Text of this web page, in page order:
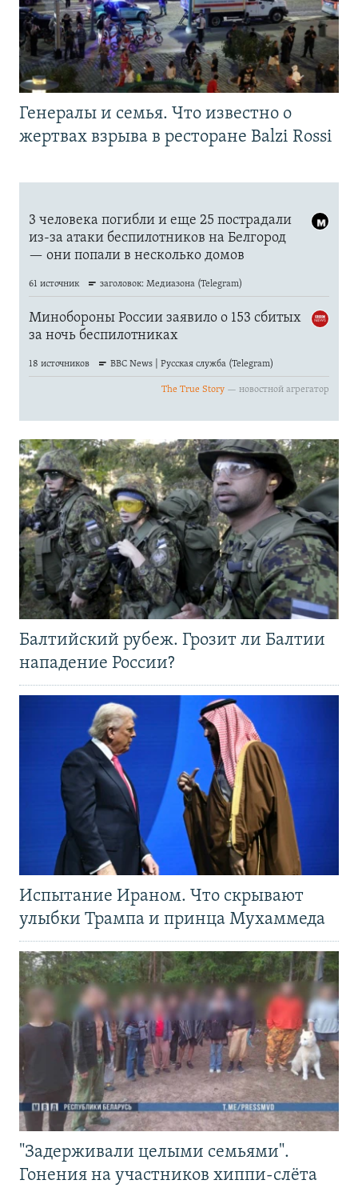
Генералы и семья. Что известно о
жертвах взрыва в ресторане Balzi Rossi
Балтийский рубеж. Грозит ли Балтии
нападение России?
Испытание Ираном. Что скрывают
улыбки Трампа и принца Мухаммеда
"Задерживали целыми семьями".
Гонения на участников хиппи-слёта